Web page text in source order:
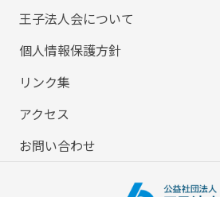
王子法人会について
個人情報保護方針
リンク集
アクセス
お問い合わせ